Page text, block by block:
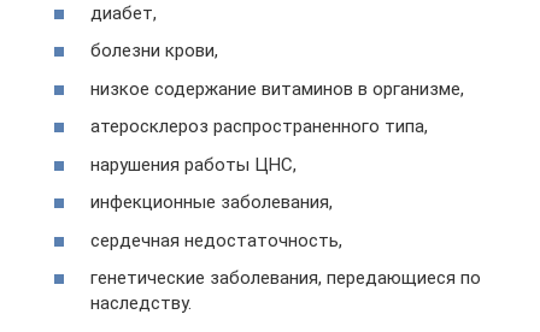
диабет,
болезни крови,
низкое содержание витаминов в организме,
атеросклероз распространенного типа,
нарушения работы ЦНС,
инфекционные заболевания,
сердечная недостаточность,
генетические заболевания, передающиеся по
наследству.